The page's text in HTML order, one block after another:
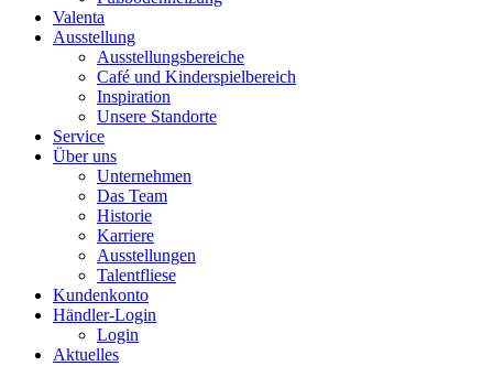
Valenta
Ausstellung
Ausstellungsbereiche
Café und Kinderspielbereich
Inspiration
Unsere Standorte
Service
Über uns
Unternehmen
Das Team
Historie
Karriere
Ausstellungen
Talentfliese
Kundenkonto
Händler-Login
Login
Aktuelles